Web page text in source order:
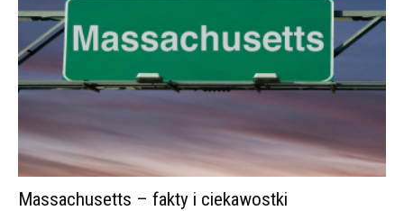
Massachusetts – fakty i ciekawostki